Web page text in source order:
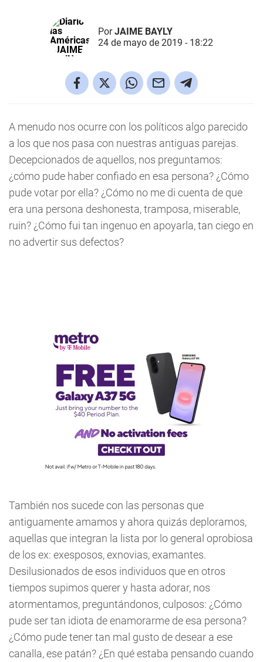
PorJAIME BAYLY
24 de mayo de 2019 - 18:22
A menudo nos ocurre con los políticos algo parecido
a los que nos pasa con nuestras antiguas parejas.
Decepcionados de aquellos, nos preguntamos:
¿cómo pude haber confiado en esa persona? ¿Cómo
pude votar por ella? ¿Cómo no me di cuenta de que
era una persona deshonesta, tramposa, miserable,
ruin? ¿Cómo fui tan ingenuo en apoyarla, tan ciego en
no advertir sus defectos?
También nos sucede con las personas que
antiguamente amamos y ahora quizás deploramos,
aquellas que integran la lista por lo general oprobiosa
de los ex: exesposos, exnovias, examantes.
Desilusionados de esos individuos que en otros
tiempos supimos querer y hasta adorar, nos
atormentamos, preguntándonos, culposos: ¿Cómo
pude ser tan idiota de enamorarme de esa persona?
¿Cómo pude tener tan mal gusto de desear a ese
canalla, ese patán? ¿En qué estaba pensando cuando